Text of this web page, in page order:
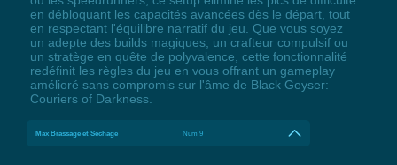
en débloquant les capacités avancées dès le départ, tout
en respectant l'équilibre narratif du jeu. Que vous soyez
un adepte des builds magiques, un crafteur compulsif ou
un stratège en quête de polyvalence, cette fonctionnalité
redéfinit les règles du jeu en vous offrant un gameplay
amélioré sans compromis sur l'âme de Black Geyser:
Couriers of Darkness.
Max Brassage et Séchage Num 9